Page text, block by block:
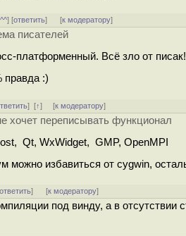
] [ответить] [к модератору]
писателей
платформенный. Всё зло от
правда :)
][↑] [к модератору]
хочет переписывать функционал
Qt, WxWidget, GMP, OpenMPI
можно избавиться от cygwin,
ответить] [к модератору]
под винду, а в отсутствии